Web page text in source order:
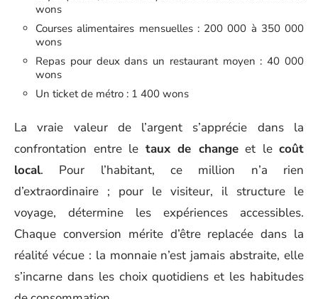
wons
Courses alimentaires mensuelles : 200 000 à 350 000
wons
Repas pour deux dans un restaurant moyen : 40 000
wons
Un ticket de métro : 1 400 wons
La vraie valeur de l’argent s’apprécie dans la
confrontation entre le taux de changeet le coût
local. Pour l’habitant, ce million n’a rien
d’extraordinaire ; pour le visiteur, il structure le
voyage, détermine les expériences accessibles.
Chaque conversion mérite d’être replacée dans la
réalité vécue : la monnaie n’est jamais abstraite, elle
s’incarne dans les choix quotidiens et les habitudes